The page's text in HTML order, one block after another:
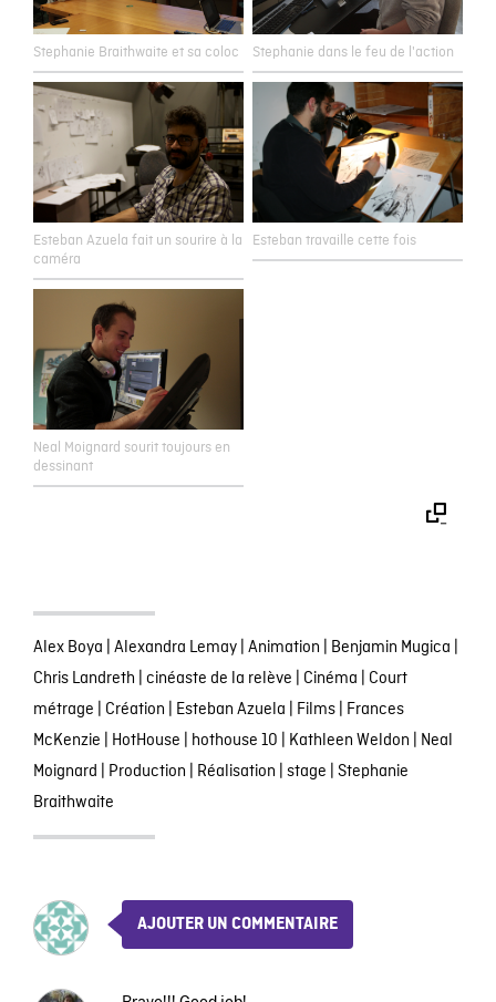
Stephanie Braithwaite et sa coloc Stephanie dans le feu de l'action
Esteban Azuela fait un sourire à la
caméra
Esteban travaille cette fois
Neal Moignard sourit toujours en
dessinant
Alex Boya Alexandra Lemay| Animation Benjamin Mugica
Chris Landreth cinéaste de la relève Cinéma Court
métrage Création Esteban Azuela Films| Frances
McKenzie HotHouse hothouse 10 Kathleen Weldon Neal
Moignard Production Réalisation stage Stephanie
Braithwaite
AJOUTER UN COMMENTAIRE